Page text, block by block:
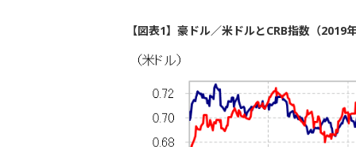
【図表1】豪ドル／米ドルとCRB指数（2019